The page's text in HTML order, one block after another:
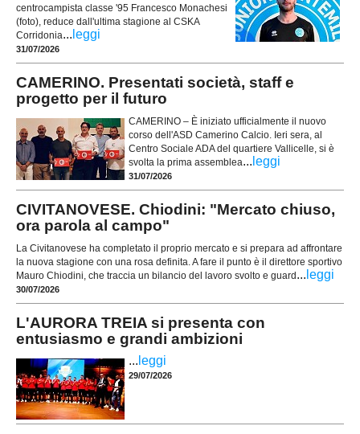
centrocampista classe '95 Francesco Monachesi
(foto), reduce dall'ultima stagione al CSKA
Corridonia... leggi
31/07/2026
CAMERINO. Presentati società, staff e
progetto per il futuro
CAMERINO – È iniziato ufficialmente il nuovo
corso dell'ASD Camerino Calcio. Ieri sera, al
Centro Sociale ADA del quartiere Vallicelle, si è
svolta la prima assemblea... leggi
31/07/2026
CIVITANOVESE. Chiodini: "Mercato chiuso,
ora parola al campo"
La Civitanovese ha completato il proprio mercato e si prepara ad affrontare
la nuova stagione con una rosa definita. A fare il punto è il direttore sportivo
Mauro Chiodini, che traccia un bilancio del lavoro svolto e guard ... leggi
30/07/2026
L'AURORA TREIA si presenta con
entusiasmo e grandi ambizioni
... leggi
29/07/2026